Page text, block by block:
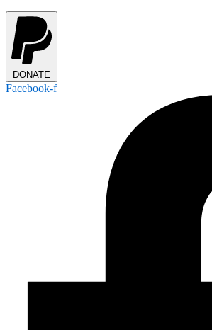
DONATE
Facebook-f